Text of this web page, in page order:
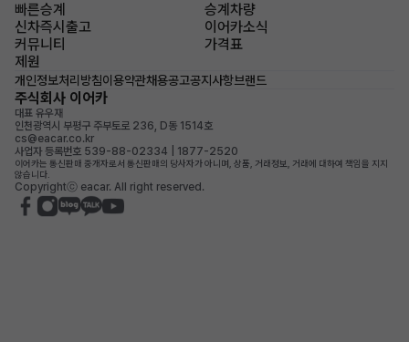
빠른승계
승계차량
신차즉시출고
이어카소식
커뮤니티
가격표
제원
개인정보처리방침이용약관채용공고공지사항브랜드
주식회사 이어카
대표 유우재
인천광역시 부평구 주부토로 236, D동 1514호
cs@eacar.co.kr
사업자 등록번호 539-88-02334 | 1877-2520
이어카는 통신판매 중개자로서 통신판매의 당사자가 아니며, 상품, 거래정보, 거래에 대하여 책임을 지지
않습니다.
Copyrightⓒ eacar. All right reserved.